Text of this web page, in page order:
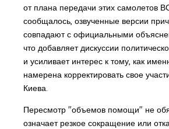
от плана передачи этих самолетов
сообщалось, озвученные версии
совпадают с официальными
что добавляет дискуссии
и усиливает интерес к тому, как
намерена корректировать свое
Киева.
Пересмотр "объемов помощи" не
означает резкое сокращение или